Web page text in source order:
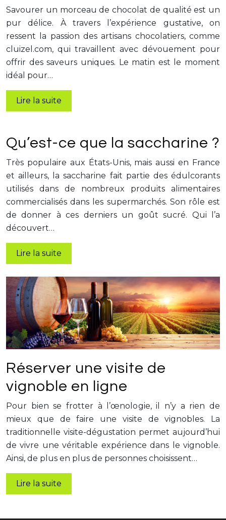
Savourer un morceau de chocolat de qualité est un
pur délice. À travers l’expérience gustative, on
ressent la passion des artisans chocolatiers, comme
cluizel.com, qui travaillent avec dévouement pour
offrir des saveurs uniques. Le matin est le moment
idéal pour…
Lire la suite
Qu’est-ce que la saccharine ?
Très populaire aux États-Unis, mais aussi en France
et ailleurs, la saccharine fait partie des édulcorants
utilisés dans de nombreux produits alimentaires
commercialisés dans les supermarchés. Son rôle est
de donner à ces derniers un goût sucré. Qui l’a
découvert…
Lire la suite
Réserver une visite de
vignoble en ligne
Pour bien se frotter à l’œnologie, il n’y a rien de
mieux que de faire une visite de vignobles. La
traditionnelle visite-dégustation permet aujourd’hui
de vivre une véritable expérience dans le vignoble.
Ainsi, de plus en plus de personnes choisissent…
Lire la suite